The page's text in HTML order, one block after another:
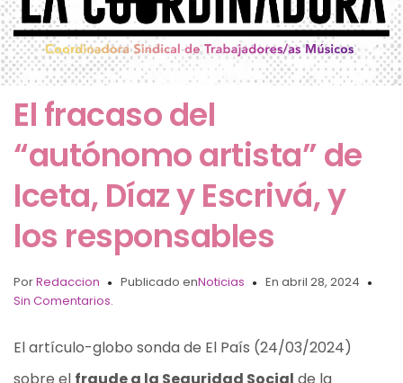
El fracaso del
“autónomo artista” de
Iceta, Díaz y Escrivá, y
los responsables
PorRedaccion Publicado enNoticias
En abril 28, 2024
Sin Comentarios.
El artículo-globo sonda de El País (24/03/2024)